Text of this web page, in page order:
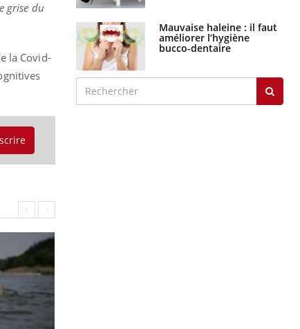
grise du
la Covid-
Mauvaise haleine : il faut
améliorer l’hygiène
bucco-dentaire